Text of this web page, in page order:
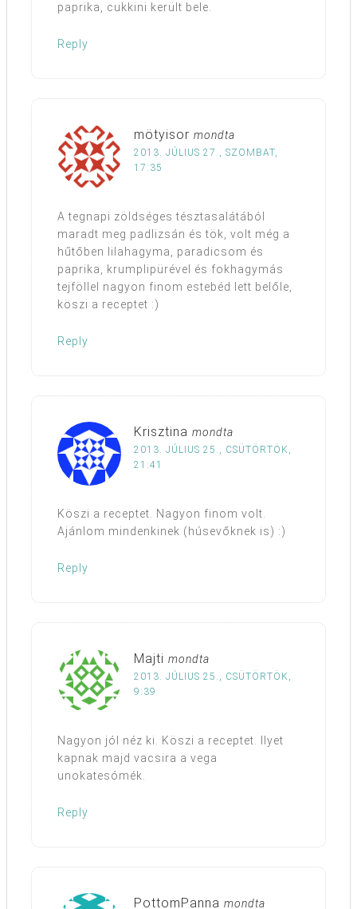
paprika, cukkini került bele.
Reply
mötyisor mondta
2013. JÚLIUS 27., SZOMBAT,
17:35
A tegnapi zöldséges tésztasalátából
maradt meg padlizsán és tök, volt még a
hűtőben lilahagyma, paradicsom és
paprika, krumplipürével és fokhagymás
tejföllel nagyon finom estebéd lett belőle,
köszi a receptet :)
Reply
Krisztina mondta
2013. JÚLIUS 25., CSÜTÖRTÖK,
21:41
Köszi a receptet. Nagyon finom volt.
Ajánlom mindenkinek (húsevőknek is) :)
Reply
Majti mondta
2013. JÚLIUS 25., CSÜTÖRTÖK,
9:39
Nagyon jól néz ki. Köszi a receptet. Ilyet
kapnak majd vacsira a vega
unokatesómék.
Reply
PottomPanna mondta